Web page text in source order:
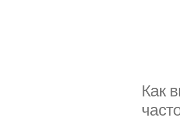
Как